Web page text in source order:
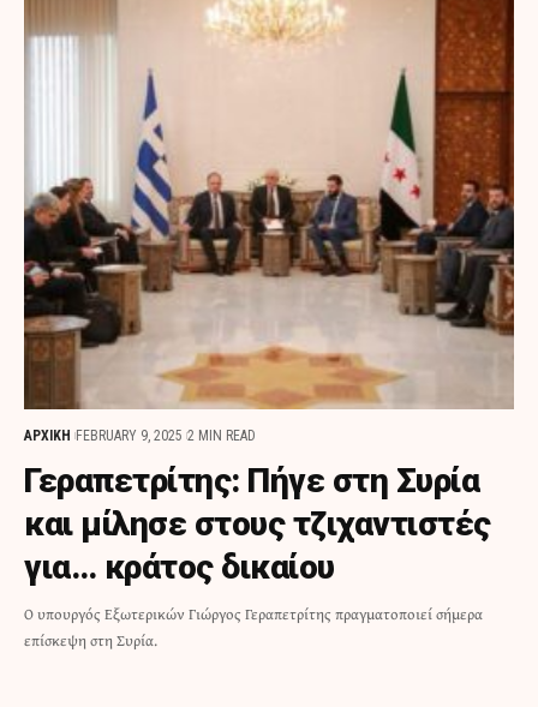
ΑΡΧΙΚΗ FEBRUARY 9, 2025 2 MIN READ
Γεραπετρίτης: Πήγε στη Συρία
και μίλησε στους τζιχαντιστές
για… κράτος δικαίου
Ο υπουργός Εξωτερικών Γιώργος Γεραπετρίτης πραγματοποιεί σήμερα
επίσκεψη στη Συρία.